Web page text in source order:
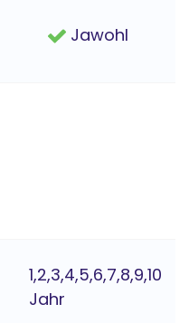
Jawohl
1,2,3,4,5,6,7,8,9,10
Jahr